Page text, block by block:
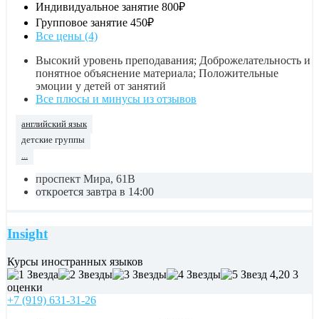
Индивидуальное занятие 800₽
Групповое занятие 450₽
Все цены (4)
Высокий уровень преподавания; Доброжелательность и
понятное объяснение материала; Положительные
эмоции у детей от занятий
Все плюсы и минусы из отзывов
английский язык
детские группы
...
проспект Мира, 61В
откроется завтра в 14:00
Insight
Курсы иностранных языков
4,20 3
оценки
+7 (919) 631-31-26